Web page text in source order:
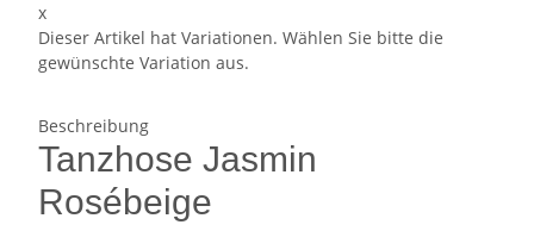
x
Dieser Artikel hat Variationen. Wählen Sie bitte die
gewünschte Variation aus.
Beschreibung
Tanzhose Jasmin
Rosébeige